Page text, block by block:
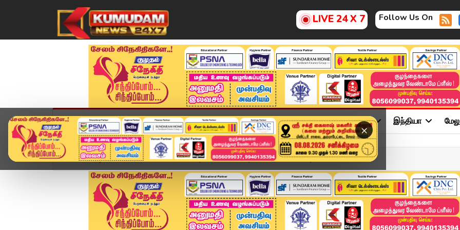
LIVE 24 X 7 Follow Us On
×
முகப்பு விளையாட்டு அண்மை தமிழ்நாடு சினிமா அரசியல் விளையாட்டு இந்தியா
Home வீடியோ ஸ்டோரி District News | 25 APR 2026 | Tamil News Today ...